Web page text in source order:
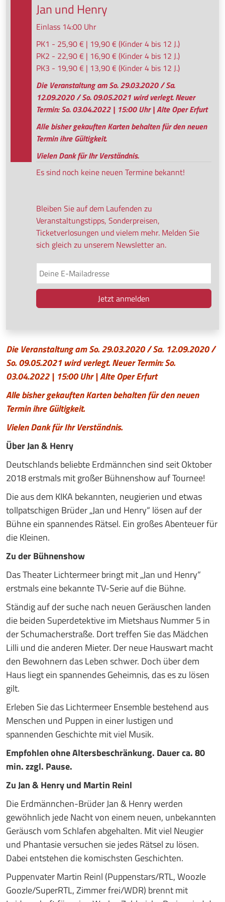
Die Veranstaltung am So. 29.03.2020 / Sa. 12.09.2020 /
So. 09.05.2021 wird verlegt. Neuer Termin: So.
03.04.2022 | 15:00 Uhr | Alte Oper Erfurt
Alle bisher gekauften Karten behalten für den neuen
Termin ihre Gültigkeit.
Vielen Dank für Ihr Verständnis.
Über Jan & Henry
Deutschlands beliebte Erdmännchen sind seit Oktober
2018 erstmals mit großer Bühnenshow auf Tournee!
Die aus dem KIKA bekannten, neugierien und etwas
tollpatschigen Brüder „Jan und Henry“ lösen auf der
Bühne ein spannendes Rätsel. Ein großes Abenteuer für
die Kleinen.
Zu der Bühnenshow
Das Theater Lichtermeer bringt mit „Jan und Henry“
erstmals eine bekannte TV-Serie auf die Bühne.
Ständig auf der suche nach neuen Geräuschen landen
die beiden Superdetektive im Mietshaus Nummer 5 in
der Schumacherstraße. Dort treffen Sie das Mädchen
Lilli und die anderen Mieter. Der neue Hauswart macht
den Bewohnern das Leben schwer. Doch über dem
Haus liegt ein spannendes Geheimnis, das es zu lösen
gilt.
Erleben Sie das Lichtermeer Ensemble bestehend aus
Menschen und Puppen in einer lustigen und
spannenden Geschichte mit viel Musik.
Empfohlen ohne Altersbeschränkung. Dauer ca. 80
min. zzgl. Pause.
Zu Jan & Henry und Martin Reinl
Die Erdmännchen-Brüder Jan & Henry werden
gewöhnlich jede Nacht von einem neuen, unbekannten
Geräusch vom Schlafen abgehalten. Mit viel Neugier
und Phantasie versuchen sie jedes Rätsel zu lösen.
Dabei entstehen die komischsten Geschichten.
Puppenvater Martin Reinl (Puppenstars/RTL, Woozle
Goozle/SuperRTL, Zimmer frei/WDR) brennt mit
Jan und Henry
Einlass 14:00 Uhr
PK1 - 25,90 € | 19,90 € (Kinder 4 bis 12 J.)
PK2 - 22,90 € | 16,90 € (Kinder 4 bis 12 J.)
PK3 - 19,90 € | 13,90 € (Kinder 4 bis 12 J.)
Die Veranstaltung am So. 29.03.2020 / Sa.
12.09.2020 / So. 09.05.2021 wird verlegt. Neuer
Termin: So. 03.04.2022 | 15:00 Uhr | Alte Oper Erfurt
Alle bisher gekauften Karten behalten für den neuen
Termin ihre Gültigkeit.
Vielen Dank für Ihr Verständnis.
Es sind noch keine neuen Termine bekannt!
Bleiben Sie auf dem Laufenden zu
Veranstaltungstipps, Sonderpreisen,
Ticketverlosungen und vielem mehr. Melden Sie
sich gleich zu unserem Newsletter an.